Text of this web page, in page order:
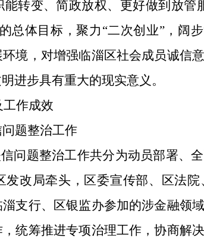
转变、简政放权、更好做到放管
总体目标，聚力“二次创业”，阔
境，对增强临淄区社会成员诚信
进步具有重大的现实意义。
工作成效
题整治工作
问题整治工作共分为动员部署、
发改局牵头，区委宣传部、区法
支行、区银监办参加的涉金融领
统筹推进专项治理工作，协商解